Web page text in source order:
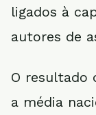
ligados à
autores de
O resultado
a média